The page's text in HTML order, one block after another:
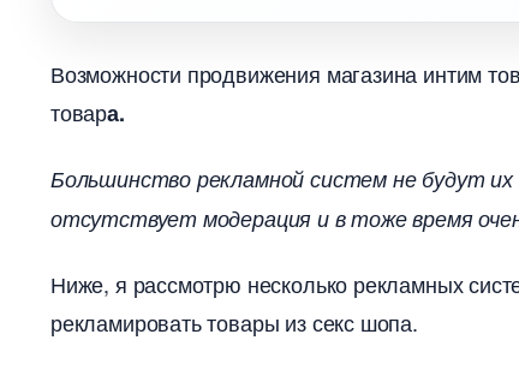
озможности продвижения магазина интим
товара.
Большинство рекламной систем не будут
отсутствует модерация и в тоже время
Ниже, я рассмотрю несколько рекламных
рекламировать товары из секс шопа.